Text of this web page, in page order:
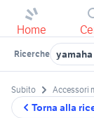
Home
Ricerche
Torna alla
Subito Accessori